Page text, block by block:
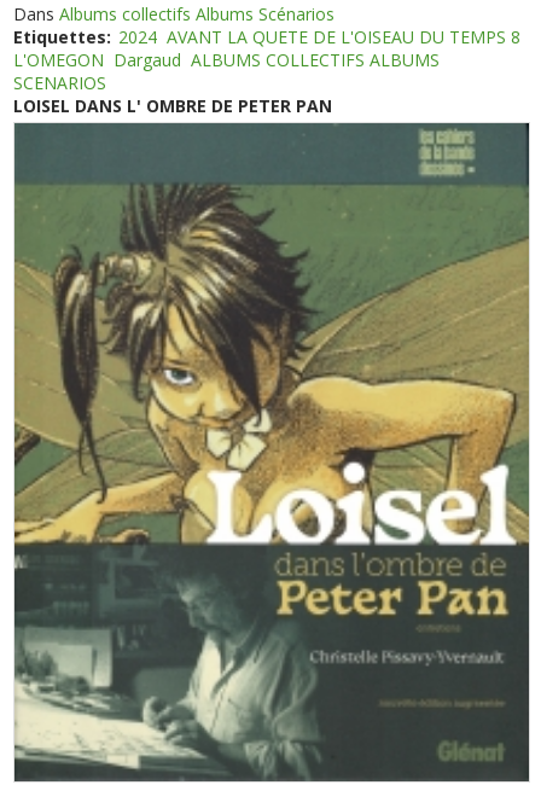
DansAlbums collectifs Albums Scénarios
Etiquettes: 2024 AVANT LA QUETE DE L'OISEAU DU TEMPS 8
L'OMEGON Dargaud ALBUMS COLLECTIFS ALBUMS
SCENARIOS
LOISEL DANS L' OMBRE DE PETER PAN